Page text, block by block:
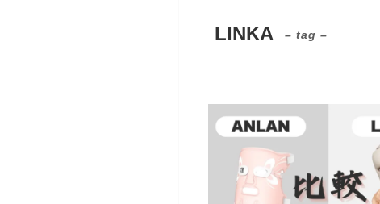
LINKA – tag –